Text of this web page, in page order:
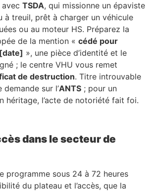
TSDA, qui missionne un épaviste
à treuil, prêt à charger un véhicule
ou au moteur HS. Préparez la
de la mention « cédé pour
», une pièce d’identité et le
; le centre VHU vous remet
de destruction. Titre introuvable
sur l’ANTS ; pour un
héritage, l’acte de notoriété fait foi.
dans le secteur de
programme sous 24 à 72 heures
du plateau et l’accès, que la